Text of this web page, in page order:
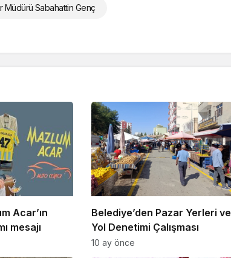
Müdürü Sabahattin Genç
Acar’ın
mesajı
Belediye’den Pazar Yerleri ve
Yol Denetimi Çalışması
10 ay önce